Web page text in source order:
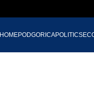
HOMEPODGORICAPOLITICS